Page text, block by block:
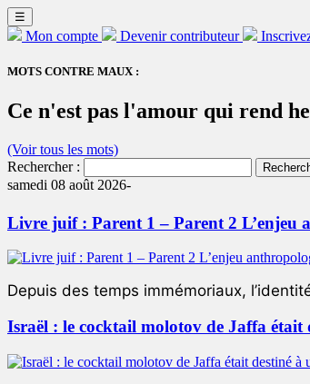
☰
Mon compte Devenir contributeur
MOTS CONTRE MAUX :
Ce n'est pas l'amour qui rend
(Voir tous les mots)
Rechercher :
samedi 08 août 2026-
Livre juif : Parent 1 – Parent 2 L’enjeu
Depuis des temps immémoriaux,
Israël : le cocktail molotov de Jaffa était